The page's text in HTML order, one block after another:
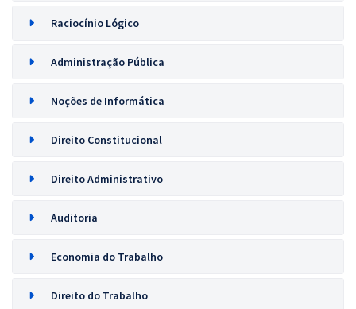
Raciocínio Lógico
Administração Pública
Noções de Informática
Direito Constitucional
Direito Administrativo
Auditoria
Economia do Trabalho
Direito do Trabalho